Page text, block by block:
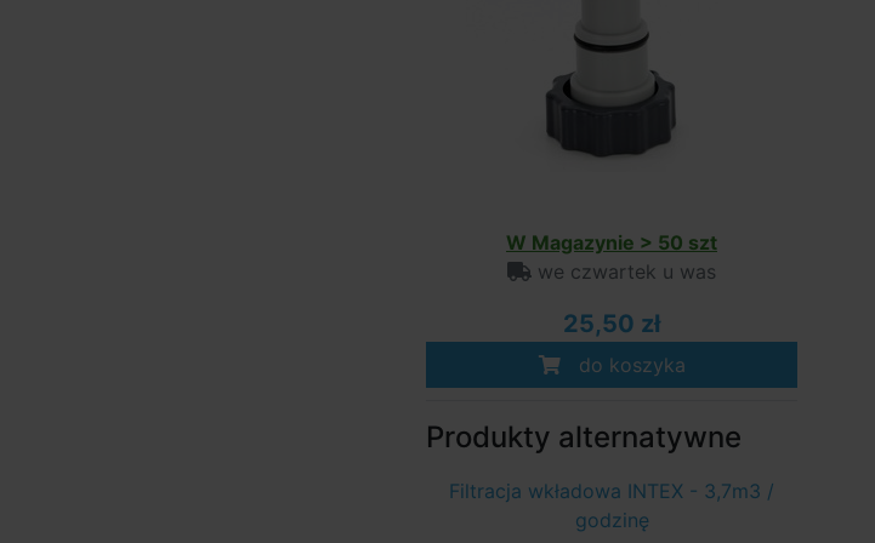
W Magazynie > 50 szt
we czwartek u was
25,50 zł
do koszyka
Produkty alternatywne
Filtracja wkładowa INTEX - 3,7m3 /
godzinę